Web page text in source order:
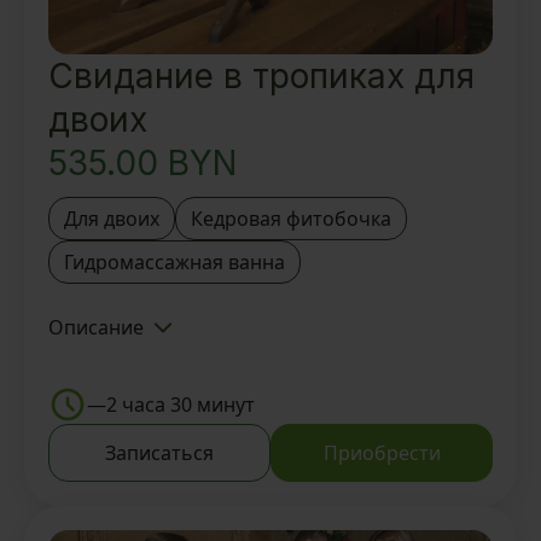
Свидание в тропиках для
двоих
535.00 BYN
Для двоих
Кедровая фитобочка
Гидромассажная ванна
Описание
деревней BAUNTY и Мастером
Посещение SPA зоны на выбор:
кедровая фитобочка 30 мин/
—2 часа 30 минут
Записаться
Приобрести